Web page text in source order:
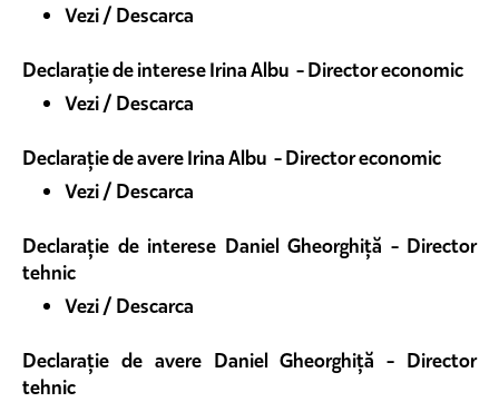
Vezi / Descarca
Declarație de interese Irina Albu - Director economic
Vezi / Descarca
Declarație de avere Irina Albu - Director economic
Vezi / Descarca
Declarație de interese Daniel Gheorghiță - Director
tehnic
Vezi / Descarca
Declarație de avere Daniel Gheorghiță - Director
tehnic